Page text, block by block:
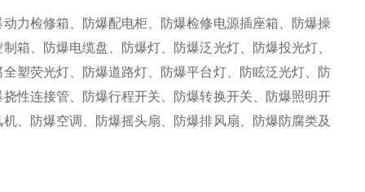
力检修箱、防爆配电柜、防爆检修电源插座箱、防爆操
箱、防爆电缆盘、防爆灯、防爆泛光灯、防爆投光灯、
塑荧光灯、防爆道路灯、防爆平台灯、防眩泛光灯、防
性连接管、防爆行程开关、防爆转换开关、防爆照明开
、防爆空调、防爆摇头扇、防爆排风扇、防爆防腐类及